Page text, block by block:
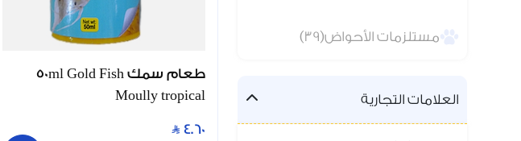
مستلزمات الأحواض(39)
العلامات التجارية
طعام سمك 50ml Gold Fish
Moully tropical
4.60